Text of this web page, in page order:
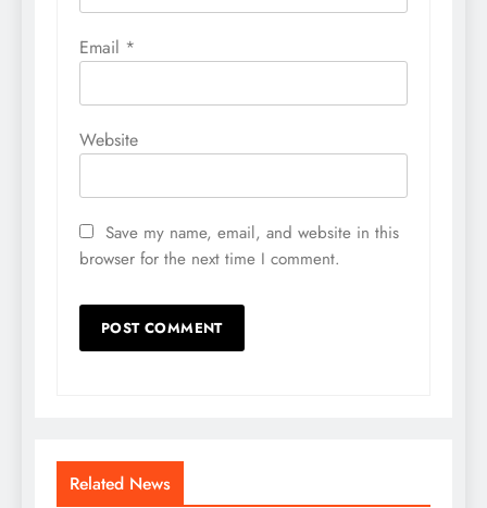
Email *
Website
Save my name, email, and website in this
browser for the next time I comment.
Related News